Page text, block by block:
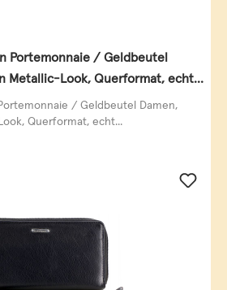
Portemonnaie / Geldbeutel
Metallic-Look, Querformat, echt
/ Geldbeutel Damen,
Querformat, echt...